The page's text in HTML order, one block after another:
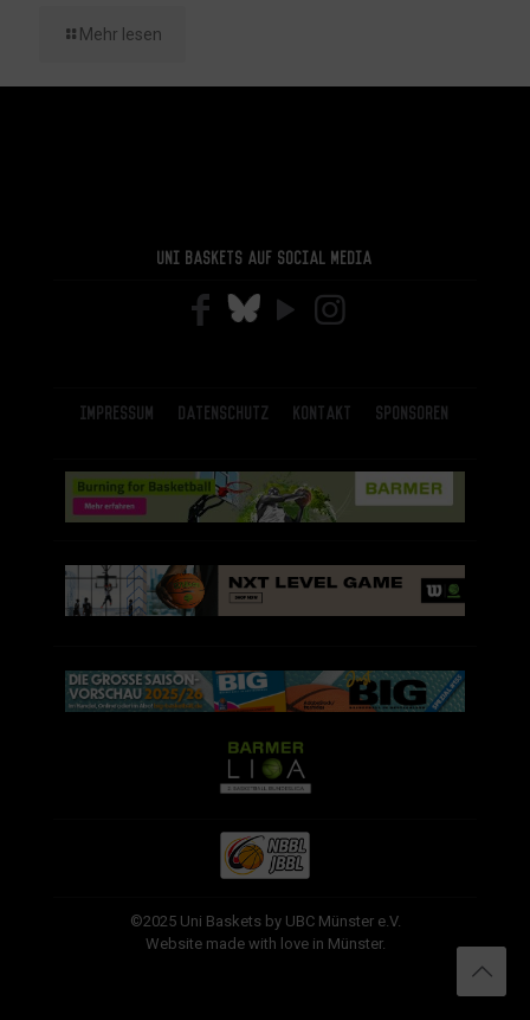
Mehr lesen
Uni Baskets auf Social Media
Impressum Datenschutz Kontakt Sponsoren
©2025 Uni Baskets by UBC Münster e.V.
Website made with love in Münster.